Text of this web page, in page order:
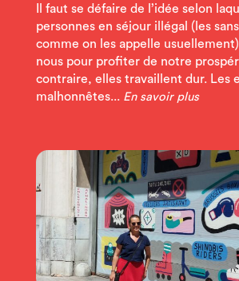
Il faut se défaire de l’idée selon
personnes en séjour illégal (les
comme on les appelle
nous pour profiter de notre
contraire, elles travaillent dur. Les
malhonnêtes... En savoir plus